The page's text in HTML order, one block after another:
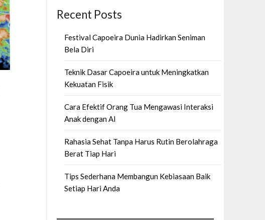
Recent Posts
Festival Capoeira Dunia Hadirkan Seniman
Bela Diri
Teknik Dasar Capoeira untuk Meningkatkan
Kekuatan Fisik
Cara Efektif Orang Tua Mengawasi Interaksi
Anak dengan AI
Rahasia Sehat Tanpa Harus Rutin Berolahraga
Berat Tiap Hari
Tips Sederhana Membangun Kebiasaan Baik
Setiap Hari Anda